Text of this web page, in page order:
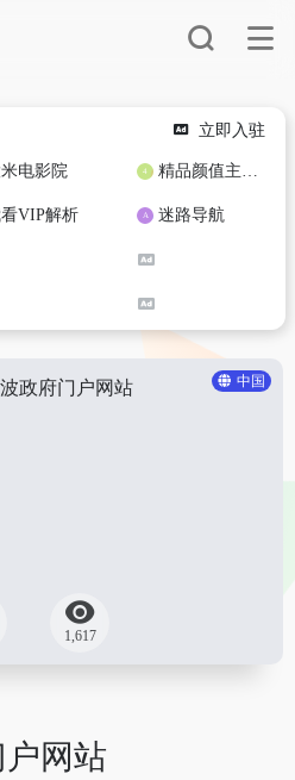
立即入驻
电影院 精品颜值主播定制
VIP解析 迷路导航
中国
1,617
网站